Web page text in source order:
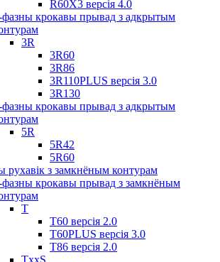
R60X3 версія 4.0
фазны крокавы прывад з адкрытым
3R
3R60
3R86
3R110PLUS версія 3.0
3R130
фазны крокавы прывад з адкрытым
5R
5R42
5R60
рухавік з замкнёным контурам
фазны крокавы прывад з замкнёным
T
Т60 версія 2.0
T60PLUS версія 3.0
Т86 версія 2.0
TxxS